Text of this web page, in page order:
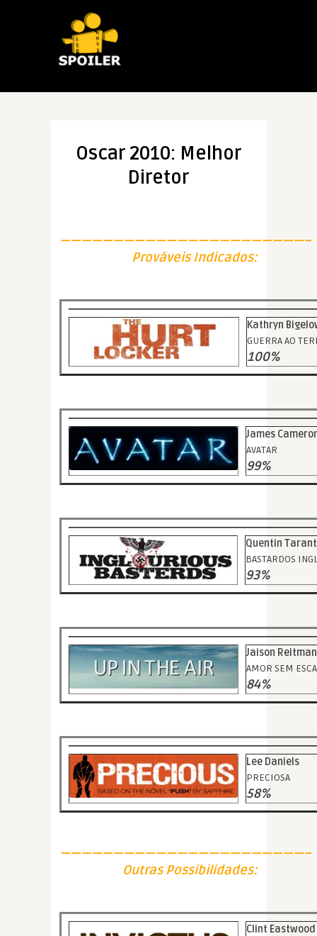
Oscar 2010: Melhor
Diretor
———————————————————————–
Prováveis Indicados:
Kathryn
GUERRA AO
100%
James
AVATAR
99%
Quentin
BASTARDOS
93%
Jaison Reitman
AMOR SEM
84%
Lee Daniels
PRECIOSA
58%
———————————————————————–
Outras Possibilidades:
Clint Eastwood